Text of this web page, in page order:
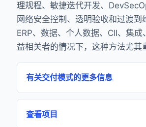
理规程、敏捷迭代开发、
网络安全控制、透明验收和过渡到
ERP、数据、个人数据、CII、集成
益相关者的情况下，这种方法尤其
有关交付模式的更多信息
查看项目